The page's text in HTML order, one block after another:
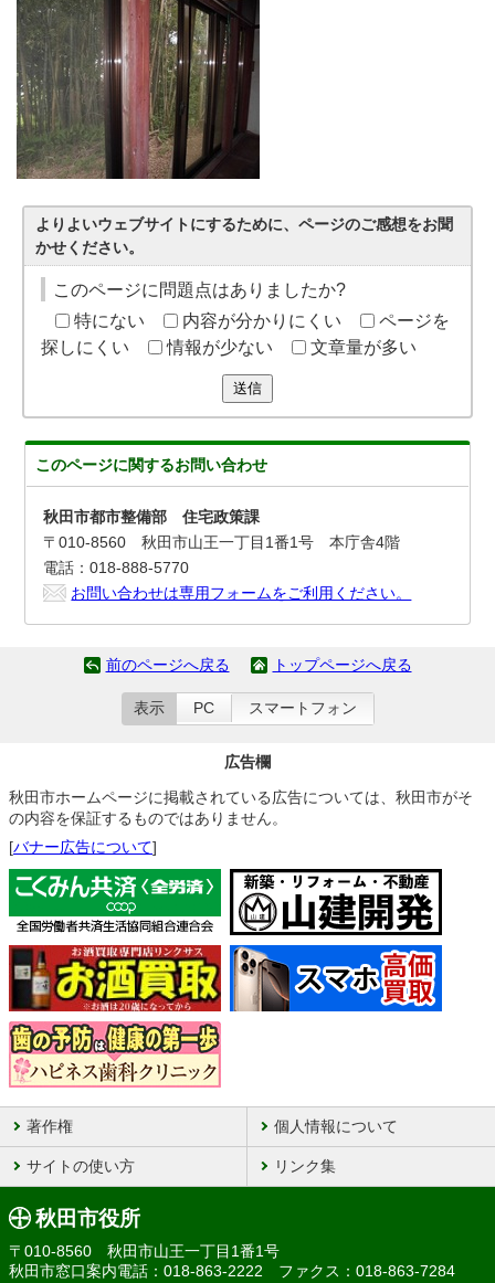
よりよいウェブサイトにするために、ページのご感想をお聞
かせください。
このページに問題点はありましたか?
特にない
内容が分かりにくい
ページを
探しにくい
情報が少ない 文章量が多い
送信
このページに関するお問い合わせ
秋田市都市整備部 住宅政策課
〒010-8560 秋田市山王一丁目1番1号 本庁舎4階
電話：018-888-5770
お問い合わせは専用フォームをご利用ください。
前のページへ戻る トップページへ戻る
表示 PC スマートフォン
広告欄
秋田市ホームページに掲載されている広告については、秋田市がそ
の内容を保証するものではありません。
[バナー広告について]
著作権 個人情報について
サイトの使い方 リンク集
秋田市役所
〒010-8560 秋田市山王一丁目1番1号
秋田市窓口案内電話：018-863-2222 ファクス：018-863-7284